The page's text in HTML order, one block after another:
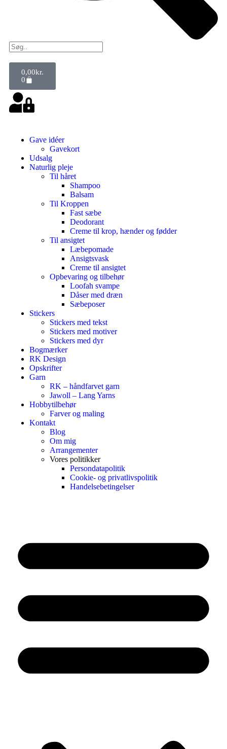
0,00kr.
0
Gave idéer
Gavekort
Udsalg
Naturlig pleje
Til håret
Shampoo
Balsam
Til Kroppen
Fast sæbe
Deodorant
Creme til krop, hænder og fødder
Til ansigtet
Læbepomade
Ansigtsvask
Creme til ansigtet
Opbevaring og tilbehør
Loofah svampe
Dåser med dræn
Sæbeposer
Stickers
Stickers med tekst
Stickers med motiver
Stickers med dyr
Bogmærker
RK Design
Opskrifter
Garn
RK – håndfarvet garn
Jawoll – Lang Yarns
Hobbytilbehør
Farver og maling
Kontakt
Blog
Om mig
Arrangementer
Vores politikker
Persondatapolitik
Cookie- og privatlivspolitik
Handelsebetingelser